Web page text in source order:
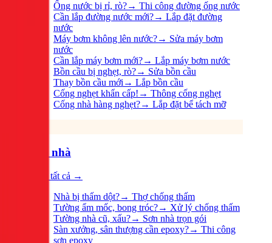
Ống nước bị rỉ, rò?→ Thi công đường ống nước
Cần lắp đường nước mới?→ Lắp đặt đường
nước
Máy bơm không lên nước?→ Sửa máy bơm
nước
Cần lắp máy bơm mới?→ Lắp máy bơm nước
Bồn cầu bị nghẹt, rò?→ Sửa bồn cầu
Thay bồn cầu mới → Lắp bồn cầu
Cống nghẹt khẩn cấp! → Thông cống nghẹt
Cống nhà hàng nghẹt?→ Lắp đặt bể tách mỡ
Sửa nhà
Xem tất cả →
Nhà bị thấm dột?→ Thợ chống thấm
Tường ẩm mốc, bong tróc?→ Xử lý chống thấm
Tường nhà cũ, xấu?→ Sơn nhà trọn gói
Sàn xưởng, sân thượng cần epoxy?→ Thi công
sơn epoxy